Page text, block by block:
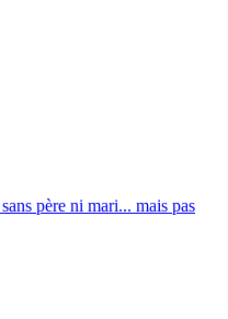
père ni mari... mais pas